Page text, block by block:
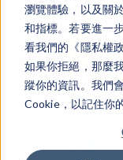
瀏覽體驗，以及關
和指標。若要進一
看我們的《隱私權政
如果你拒絕，那麼
蹤你的資訊。我們
Cookie，以記住你